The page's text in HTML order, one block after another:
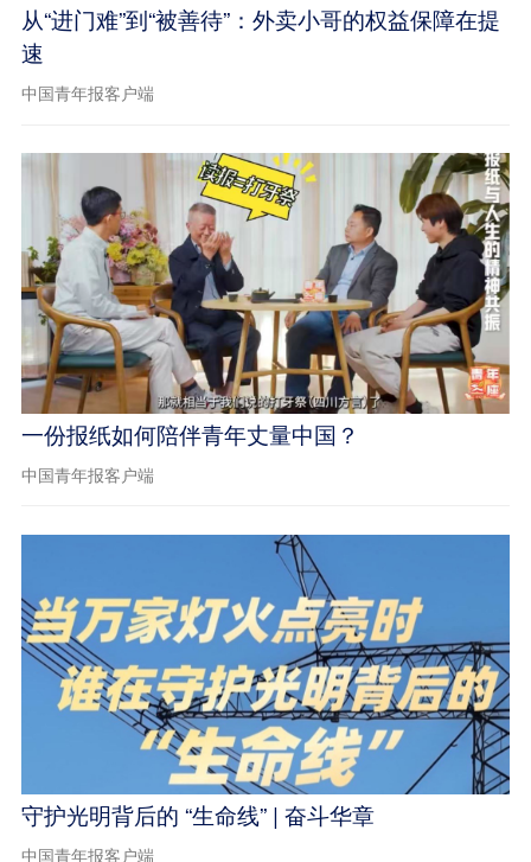
从“进门难”到“被善待”：外卖小哥的权益保障在提
速
中国青年报客户端
一份报纸如何陪伴青年丈量中国？
中国青年报客户端
守护光明背后的 “生命线” | 奋斗华章
中国青年报客户端